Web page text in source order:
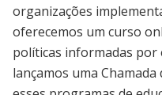
organizações
oferecemos um curso
políticas informadas por
lançamos uma